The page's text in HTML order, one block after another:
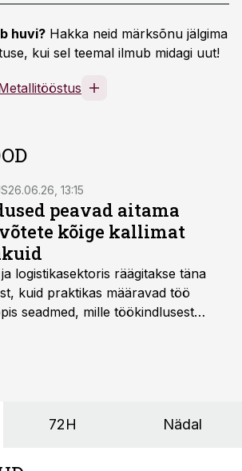
huvi? Hakka neid märksõnu jälgima
kui sel teemal ilmub midagi uut!
26.06.26, 13:15
peavad aitama
kõige kallimat
logistikasektoris räägitakse täna
kuid praktikas määravad töö
seadmed, mille töökindlusest
72H Nädal